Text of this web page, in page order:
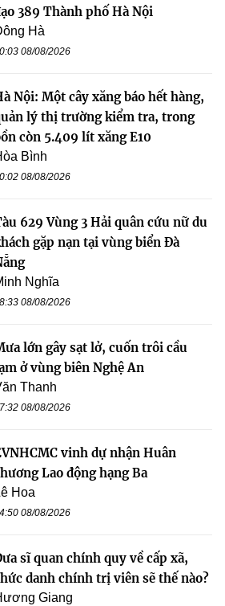
389 Thành phố Hà Nội
Hà
08/08/2026
Nội: Một cây xăng báo hết hàng,
lý thị trường kiểm tra, trong
còn 5.409 lít xăng E10
Bình
08/08/2026
629 Vùng 3 Hải quân cứu nữ du
gặp nạn tại vùng biển Đà
Nghĩa
08/08/2026
lớn gây sạt lở, cuốn trôi cầu
ở vùng biên Nghệ An
Thanh
08/08/2026
vinh dự nhận Huân
Lao động hạng Ba
Hoa
08/08/2026
sĩ quan chính quy về cấp xã,
danh chính trị viên sẽ thế nào?
Giang